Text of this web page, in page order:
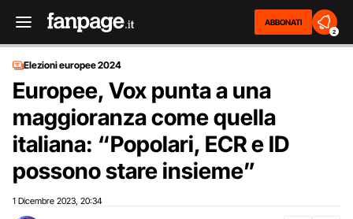
ABBONATI
2
Elezioni europee 2024
Europee, Vox punta a una
maggioranza come quella
italiana: “Popolari, ECR e ID
possono stare insieme”
1 Dicembre 2023 20:34